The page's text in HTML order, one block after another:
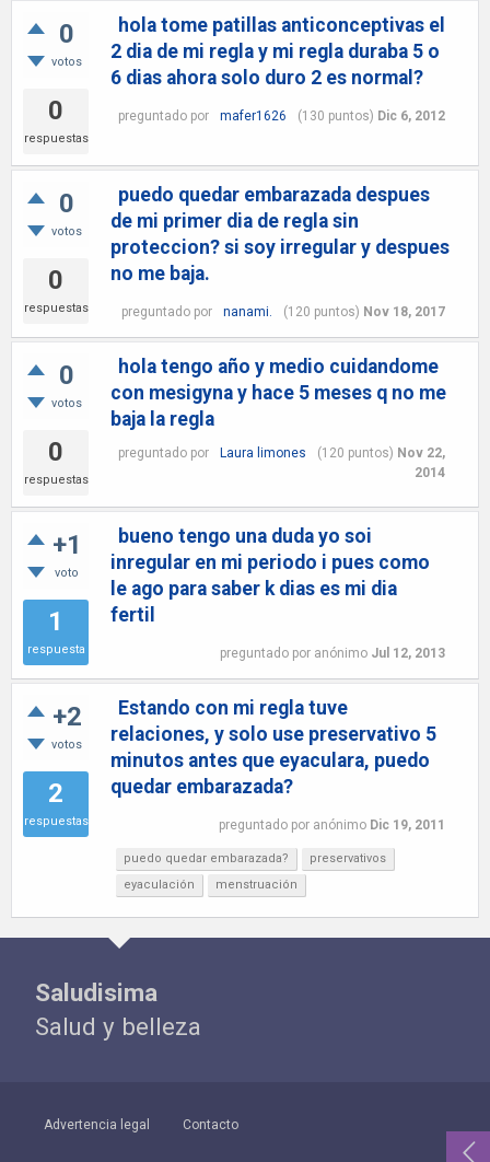
0
votos
0
respuestas
hola tome patillas anticonceptivas el
2 dia de mi regla y mi regla duraba 5 o
6 dias ahora solo duro 2 es normal?
preguntado por mafer1626 (130 puntos) Dic 6, 2012
0
votos
0
respuestas
puedo quedar embarazada despues
de mi primer dia de regla sin
proteccion? si soy irregular y despues
no me baja.
preguntado por nanami. (120 puntos) Nov 18, 2017
0
votos
0
respuestas
hola tengo año y medio cuidandome
con mesigyna y hace 5 meses q no me
baja la regla
preguntado por Laura limones (120 puntos) Nov 22,
2014
+1
voto
1
respuesta
bueno tengo una duda yo soi
inregular en mi periodo i pues como
le ago para saber k dias es mi dia
fertil
preguntado por anónimo Jul 12, 2013
+2
votos
2
respuestas
Estando con mi regla tuve
relaciones, y solo use preservativo 5
minutos antes que eyaculara, puedo
quedar embarazada?
preguntado por anónimo Dic 19, 2011
puedo quedar embarazada?
preservativos
eyaculación
menstruación
Saludisima
Salud y belleza
Advertencia legal Contacto